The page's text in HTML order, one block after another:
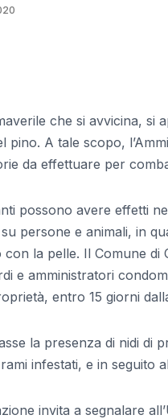
che si avvicina, si
pino. A tale scopo,
da effettuare per
possono avere effetti
persone e animali, in
la pelle. Il Comune di
e amministratori
entro 15 giorni
la presenza di nidi di
rami infestati, e in
invita a segnalare